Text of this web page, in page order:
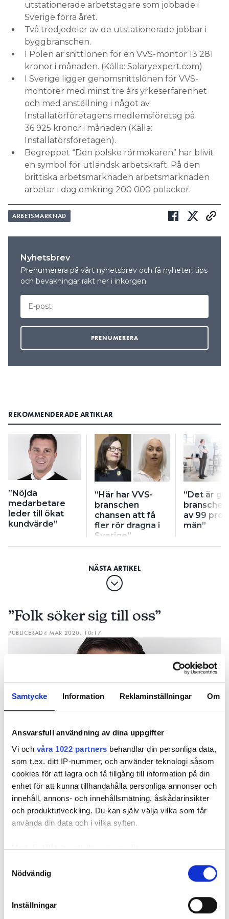
Samtycke Information Reklaminställningar Om
Ansvarsfull användning av dina uppgifter
Vi och våra 1022 partners behandlar din personliga data,
som t.ex. ditt IP-nummer, och använder teknologi såsom
cookies för att lagra och få tillgång till information på din
enhet för att kunna tillhandahålla personliga annonser och
innehåll, annons- och innehållsmätning, åskådarinsikter
och produktutveckling. Du kan själv välja vilka som får
använda din data och i vilka syften.
Med din tillåtelse skulle vi även vilja:
som kan ha en noggrannhet på upp till flera meter
Ta reda på mer om hur dina personliga uppgifter
Nödvändig
Inställningar
utstationerade arbetstagare som jobbade i
Sverige förra året.
Två tredjedelar av de utstationerade jobbar i
byggbranschen.
I Polen är snittlönen för en VVS-montör 13 281
kronor i månaden. (Källa: Salaryexpert.com)
I Sverige ligger genomsnittslönen för VVS-
montörer med minst tre års yrkeserfarenhet
och med anställning i något av
Installatörföretagens medlemsföretag på
36 925 kronor i månaden (Källa:
Installatörsföretagen).
Begreppet “Den polske rörmokaren” har blivit
en symbol för utländsk arbetskraft. På den
brittiska arbetsmarknaden arbetsmarknaden
arbetar i dag omkring 200 000 polacker.
ARBETSMARKNAD
Nyhetsbrev
Prenumerera på vårt nyhetsbrev och få nyheter, tips
och bevakningar rakt ner i inkorgen
REKOMMENDERADE ARTIKLAR
”Nöjda
medarbetare
leder till ökat
kundvärde”
”Här har VVS-
branschen
chansen att få
fler rör dragna i
Sverige”
”Det är
av 99
män”
”Folk söker sig till oss”
PUBLICERAD4 MAR 2020, 10:17
Patrik Vinsa, ny vice vd på Indoor Energy Services AB.
”I takt med att vi växer är det viktigt att rätt
person gör rätt saker”, säger Patrik Vinsa, ny
vice vd på Indoor Energy Services. Här är
rekrytering av medarbetare inget
Hallå där Patrik Vinsa, som sedan årsskiftet är ny